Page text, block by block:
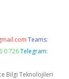
Teams:
0 726 Telegram:
Bilgi Teknolojileri